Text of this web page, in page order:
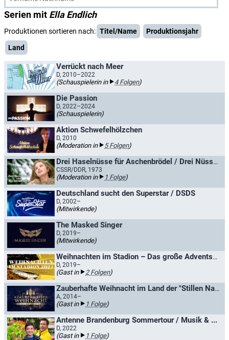
Serien mit Ella Endlich
Produktionen sortieren nach: Titel/Name
Produktionsjahr
Land
Verrückt nach Meer
D, 2010–2022
(Schauspielerin in 4 Folgen)
Die Passion
D, 2022–2024
(Schauspielerin)
Aktion Schwefelhölzchen
D, 2010
(Moderation in 5 Folgen)
Drei Haselnüsse für Aschenbrödel / Drei Nüsse für Aschenbrödel
CSSR/DDR, 1973
(Moderation in 1 Folge)
Deutschland sucht den Superstar / DSDS
D, 2002–
(Mitwirkende)
The Masked Singer
D, 2019–
(Mitwirkende)
Weihnachten im Stadion – Das große Adventskonzert
D, 2019–
(Gast in 2 Folgen)
Zauberhafte Weihnacht im Land der "Stillen Nacht"
A, 2014–
(Gast in 1 Folge)
Antenne Brandenburg Sommertour / Musik & ...
D, 2022
(Gast in 1 Folge)